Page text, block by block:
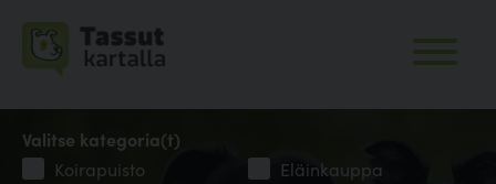
Valitse kategoria(t)
Koirapuisto
Eläinkauppa